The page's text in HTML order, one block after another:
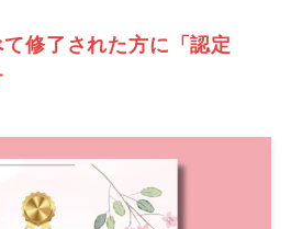
修了された方に「認定